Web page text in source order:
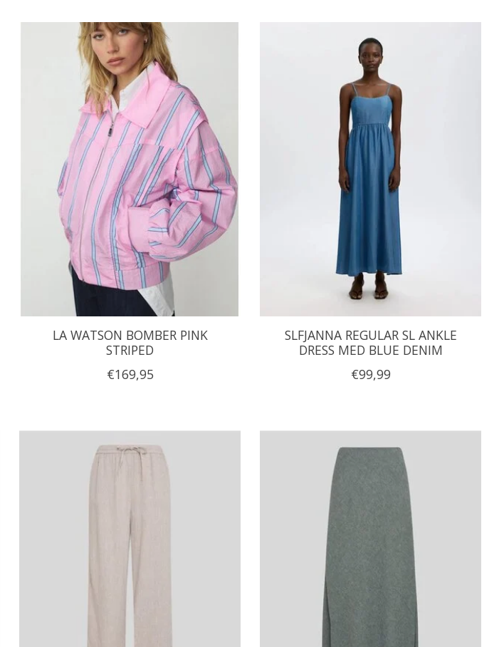
LA WATSON BOMBER PINK
STRIPED
€169,95
SLFJANNA REGULAR SL ANKLE
DRESS MED BLUE DENIM
€99,99